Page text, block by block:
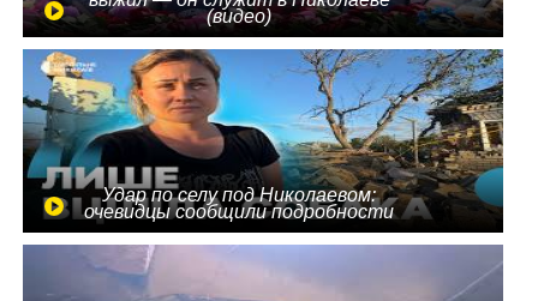
(видео)
Удар по селу под Николаевом:
очевидцы сообщили подробности